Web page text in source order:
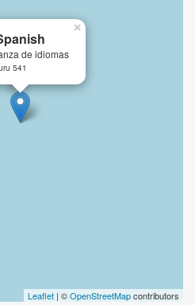
de idiomas
541
×
Leaflet | ©OpenStreetMapcontributors